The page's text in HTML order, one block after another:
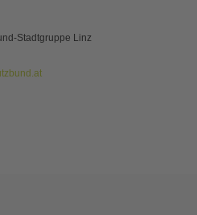
Stadtgruppe Linz